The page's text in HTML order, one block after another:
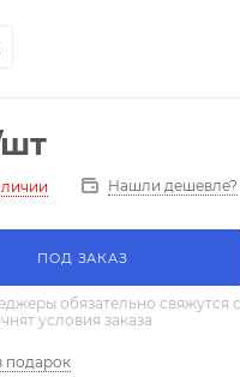
Нашли дешевле?
ПОД ЗАКАЗ
обязательно свяжутся с
условия заказа
подарок